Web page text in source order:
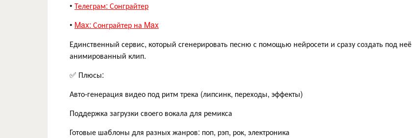
• Телеграм: Сонграйтер
• Max: Сонграйтер на Max
Единственный сервис, который сгенерировать песню с помощью нейросети и сразу создать под неё
анимированный клип.
✅ Плюсы:
Авто-генерация видео под ритм трека (липсинк, переходы, эффекты)
Поддержка загрузки своего вокала для ремикса
Готовые шаблоны для разных жанров: поп, рэп, рок, электроника